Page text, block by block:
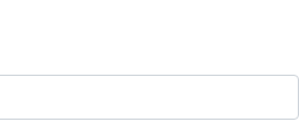
Ricerca -